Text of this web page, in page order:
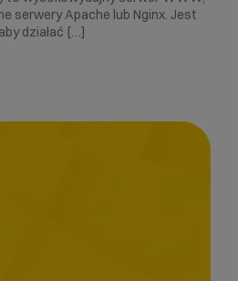
serwery Apache lub Nginx. Jest
działać […]